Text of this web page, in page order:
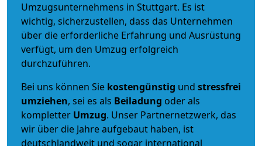
Umzugsunternehmens in Stuttgart. Es ist
wichtig, sicherzustellen, dass das Unternehmen
über die erforderliche Erfahrung und Ausrüstung
verfügt, um den Umzug erfolgreich
durchzuführen.
Bei uns können Sie kostengünstig und stressfrei
umziehen, sei es als Beiladung oder als
kompletter Umzug. Unser Partnernetzwerk, das
wir über die Jahre aufgebaut haben, ist
deutschlandweit und sogar international